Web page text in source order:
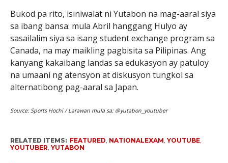
Bukod pa rito, isiniwalat ni Yutabon na mag-aaral siya
sa ibang bansa: mula Abril hanggang Hulyo ay
sasailalim siya sa isang student exchange program sa
Canada, na may maikling pagbisita sa Pilipinas. Ang
kanyang kakaibang landas sa edukasyon ay patuloy
na umaani ng atensyon at diskusyon tungkol sa
alternatibong pag-aaral sa Japan.
Source: Sports Hochi / Larawan mula sa: @yutabon_youtuber
RELATED ITEMS: FEATURED NATIONALEXAM YOUTUBE,
YOUTUBER YUTABON